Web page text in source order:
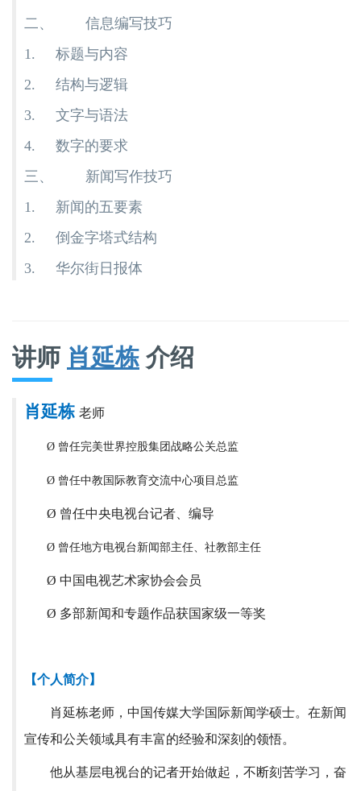
二、 信息编写技巧
1. 标题与内容
2. 结构与逻辑
3. 文字与语法
4. 数字的要求
三、 新闻写作技巧
1. 新闻的五要素
2. 倒金字塔式结构
3. 华尔街日报体
讲师 肖延栋 介绍
肖延栋 老师
Ø 曾任完美世界控股集团战略公关总监
Ø 曾任中教国际教育交流中心项目总监
Ø 曾任中央电视台记者、编导
Ø 曾任地方电视台新闻部主任、社教部主任
Ø 中国电视艺术家协会会员
Ø 多部新闻和专题作品获国家级一等奖
【个人简介】
肖延栋老师，中国传媒大学国际新闻学硕士。在新闻
宣传和公关领域具有丰富的经验和深刻的领悟。
他从基层电视台的记者开始做起，不断刻苦学习，奋